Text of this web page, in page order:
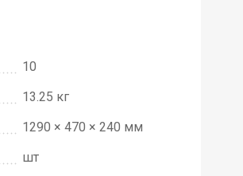
10
13.25 кг
1290 × 470 × 240 мм
шт